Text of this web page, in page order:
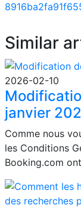
Similar
2026-02-10
janvier
Comme nous
les Conditions
Booking.com